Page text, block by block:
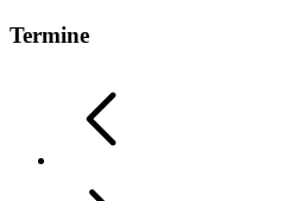
Termine